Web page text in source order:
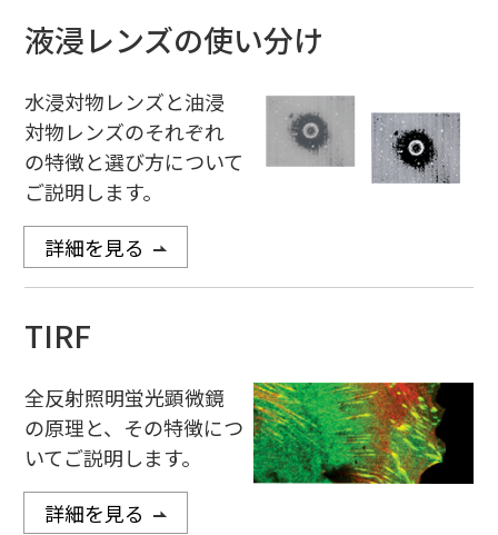
液浸レンズの使い分け
水浸対物レンズと油浸
対物レンズのそれぞれ
の特徴と選び方について
ご説明します。
詳細を見る
TIRF
全反射照明蛍光顕微鏡
の原理と、その特徴につ
いてご説明します。
詳細を見る